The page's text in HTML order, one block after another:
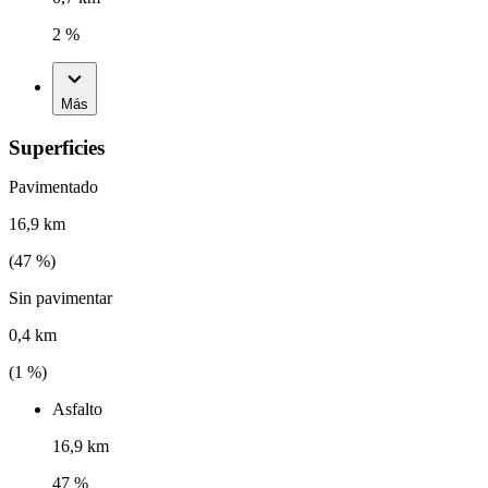
2 %
Más
Superficies
Pavimentado
16,9 km
(47 %)
Sin pavimentar
0,4 km
(1 %)
Asfalto
16,9 km
47 %